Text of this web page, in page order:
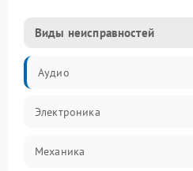
Виды неисправностей
Аудио
Электроника
Механика